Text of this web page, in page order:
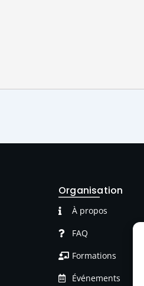
Organisation
À propos
FAQ
Formations
Événements